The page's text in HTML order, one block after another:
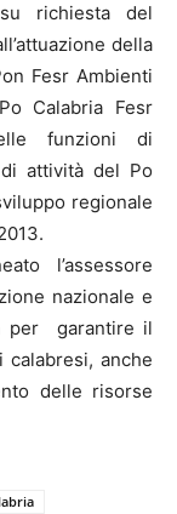
richiesta del
della
Fesr Ambienti
Calabria Fesr
funzioni di
attività del Po
regionale
l’assessore
nazionale e
per garantire il
anche
delle risorse